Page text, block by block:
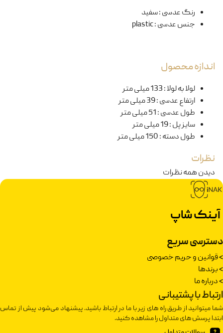
رنگ عدسی:سفید
جنس عدسی:
plastic
اندازه محصول
لولا به لولا:133 میلی متر
ارتفاع عدسی:39 میلی متر
طول عدسی:51 میلی متر
سایز پل:19 میلی متر
طول دسته:150 میلی متر
نظرات
دیدن همه نظرات
آینک شاپ
دسترسی سریع
>قوانین و حریم خصوصی
>برندها
>درباره ما
ارتباط با پشتیبانی
شما میتوانید از طریق راه های زیر با ما در ارتباط باشید. پیشنهاد می‌شود پیش از تماس
ابتدا پرسش های متداول را مشاهده کنید.